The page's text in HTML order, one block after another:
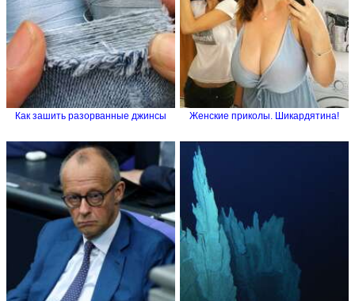
Как зашить разорванные джинсы Женские приколы. Шикардятина!